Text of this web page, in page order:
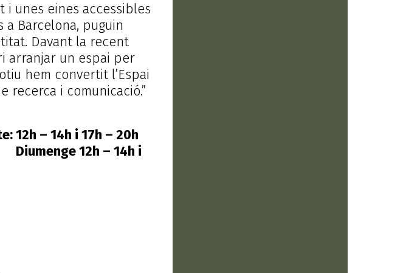
i unes eines accessibles
a Barcelona, puguin
Davant la recent
arranjar un espai per
hem convertit l’Espai
recerca i comunicació.”
12h – 14h i 17h – 20h
14h i